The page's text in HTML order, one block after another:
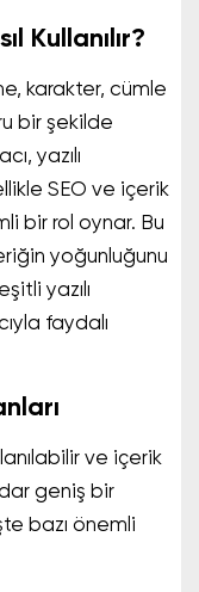
Kullanılır?
karakter, cümle
bir şekilde
yazılı
SEO ve içerik
bir rol oynar. Bu
yoğunluğunu
yazılı
faydalı
ve içerik
geniş bir
bazı önemli